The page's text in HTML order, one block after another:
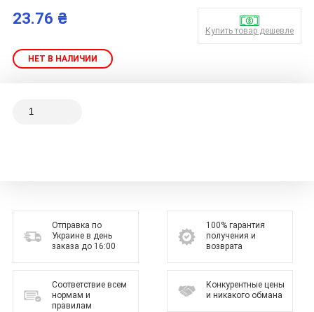
23.76 ₴
Купить товар дешевле
НЕТ В НАЛИЧИИ
Отправка по
Украине в день
заказа до 16:00
Соответствие всем
нормам и
правилам
100% гарантия
получения и
возврата
Конкурентные цены
и никакого обмана